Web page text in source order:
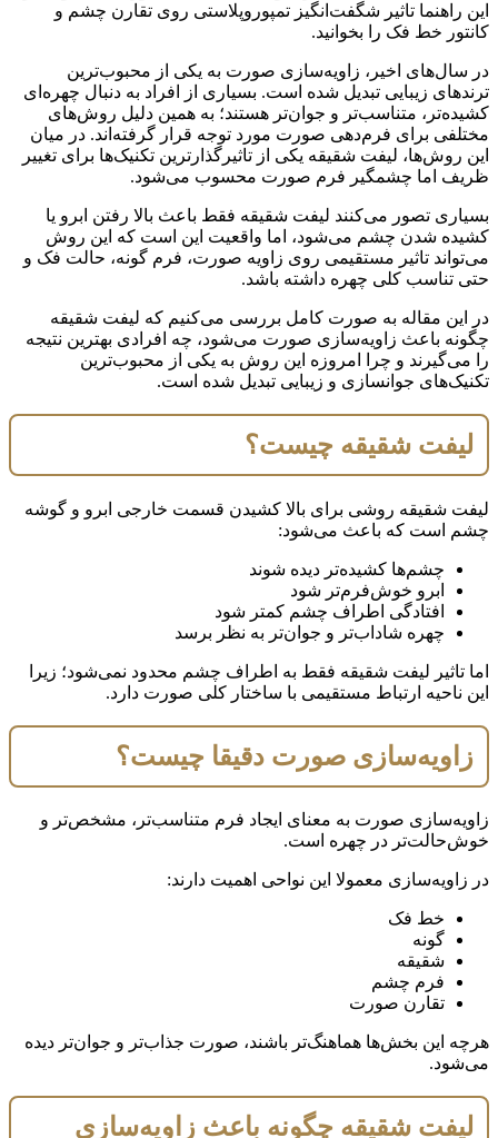
این راهنما تاثیر شگفت‌انگیز تمپوروپلاستی روی تقارن چشم و
کانتور خط فک را بخوانید.
در سال‌های اخیر، زاویه‌سازی صورت به یکی از محبوب‌ترین
ترندهای زیبایی تبدیل شده است. بسیاری از افراد به دنبال چهره‌ای
کشیده‌تر، متناسب‌تر و جوان‌تر هستند؛ به همین دلیل روش‌های
مختلفی برای فرم‌دهی صورت مورد توجه قرار گرفته‌اند. در میان
این روش‌ها، لیفت شقیقه یکی از تاثیرگذارترین تکنیک‌ها برای تغییر
ظریف اما چشمگیر فرم صورت محسوب می‌شود.
بسیاری تصور می‌کنند لیفت شقیقه فقط باعث بالا رفتن ابرو یا
کشیده شدن چشم می‌شود، اما واقعیت این است که این روش
می‌تواند تاثیر مستقیمی روی زاویه صورت، فرم گونه، حالت فک و
حتی تناسب کلی چهره داشته باشد.
در این مقاله به صورت کامل بررسی می‌کنیم که لیفت شقیقه
چگونه باعث زاویه‌سازی صورت می‌شود، چه افرادی بهترین نتیجه
را می‌گیرند و چرا امروزه این روش به یکی از محبوب‌ترین
تکنیک‌های جوانسازی و زیبایی تبدیل شده است.
لیفت شقیقه چیست؟
لیفت شقیقه روشی برای بالا کشیدن قسمت خارجی ابرو و گوشه
چشم است که باعث می‌شود:
چشم‌ها کشیده‌تر دیده شوند
ابرو خوش‌فرم‌تر شود
افتادگی اطراف چشم کمتر شود
چهره شاداب‌تر و جوان‌تر به نظر برسد
اما تاثیر لیفت شقیقه فقط به اطراف چشم محدود نمی‌شود؛ زیرا
این ناحیه ارتباط مستقیمی با ساختار کلی صورت دارد.
زاویه‌سازی صورت دقیقا چیست؟
زاویه‌سازی صورت به معنای ایجاد فرم متناسب‌تر، مشخص‌تر و
خوش‌حالت‌تر در چهره است.
در زاویه‌سازی معمولا این نواحی اهمیت دارند:
خط فک
گونه
شقیقه
فرم چشم
تقارن صورت
هرچه این بخش‌ها هماهنگ‌تر باشند، صورت جذاب‌تر و جوان‌تر دیده
می‌شود.
لیفت شقیقه چگونه باعث زاویه‌سازی